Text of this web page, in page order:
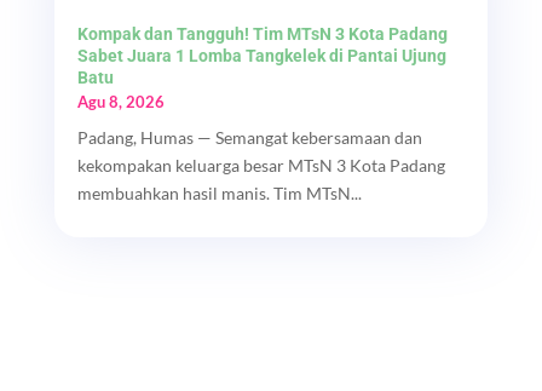
Kompak dan Tangguh! Tim MTsN 3 Kota Padang
Sabet Juara 1 Lomba Tangkelek di Pantai Ujung
Batu
Agu 8, 2026
Padang, Humas — Semangat kebersamaan dan
kekompakan keluarga besar MTsN 3 Kota Padang
membuahkan hasil manis. Tim MTsN...